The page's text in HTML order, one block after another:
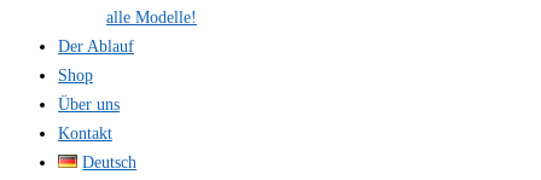
alle Modelle!
Der Ablauf
Shop
Über uns
Kontakt
Deutsch